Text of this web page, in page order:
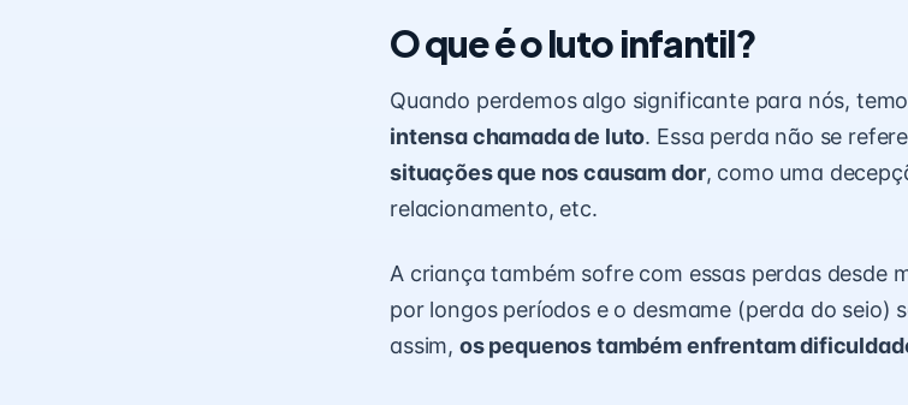
O que é o luto infantil?
Quando perdemos algo significante para nós,
intensa chamada de luto. Essa perda não se
situações que nos causam dor, como uma
relacionamento, etc.
A criança também sofre com essas perdas desde
por longos períodos e o desmame (perda do seio)
assim, os pequenos também enfrentam